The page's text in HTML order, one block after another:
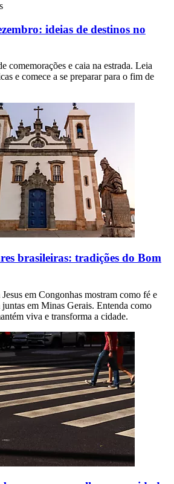
ideias de destinos no
comemorações e caia na estrada. Leia
e comece a se preparar para o fim de
brasileiras: tradições do Bom
em Congonhas mostram como fé e
em Minas Gerais. Entenda como
viva e transforma a cidade.